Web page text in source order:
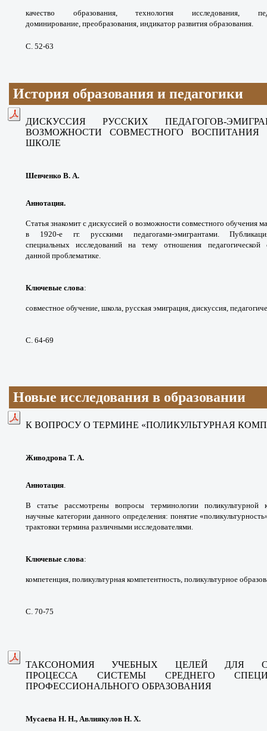
качество образования,технология исследования,
доминирование, преобразования, индикатор развития образования.
С. 52-63
История образования и педагогики
ДИСКУССИЯ РУССКИХ ПЕДАГОГОВ-
ВОЗМОЖНОСТИ СОВМЕСТНОГО
ШКОЛЕ
Шевченко В. А.
Аннотация.
Статья знакомит с дискуссией о возможности совместного обучения
в 1920-е гг. русскими педагогами-эмигрантами.
специальныхисследований на тему отношения педагогической
данной проблематике.
Ключевые слова:
совместное обучение, школа, русская эмиграция, дискуссия,
С. 64-69
Новые исследования в образовании
К ВОПРОСУ О ТЕРМИНЕ «ПОЛИКУЛЬТУРНАЯ
Живодрова Т. А.
Аннотация.
В статье рассмотренывопросы терминологии поликультурной
научные категории данного определения: понятие
трактовки термина различными исследователями.
Ключевые слова:
компетенция, поликультурная компетентность, поликультурное
С. 70-75
ТАКСОНОМИЯ УЧЕБНЫХ ЦЕЛЕЙ ДЛЯ
ПРОЦЕССА СИСТЕМЫ СРЕДНЕГО
ПРОФЕССИОНАЛЬНОГО ОБРАЗОВАНИЯ
Мусаева Н. Н., Авлиякулов Н. Х.